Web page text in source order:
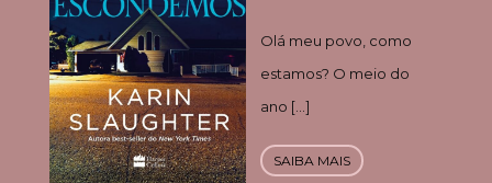
Olá meu povo, como
estamos? O meio do
ano […]
SAIBA MAIS